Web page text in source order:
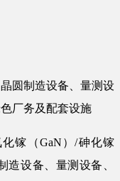
圆制造设备、量测设
厂务及配套设施
镓（GaN）/砷化镓
造设备、量测设备、